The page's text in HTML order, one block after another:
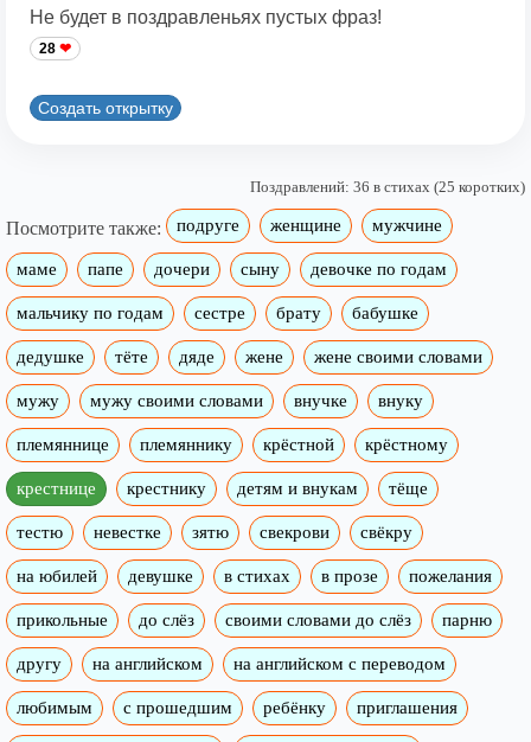
Не будет в поздравленьях пустых фраз!
28
Создать открытку
Поздравлений: 36 в стихах (25 коротких)
Посмотрите также: подруге женщине мужчине
маме папе дочери сыну девочке по годам
мальчику по годам сестре брату бабушке
дедушке тёте дяде жене жене своими словами
мужу мужу своими словами внучке внуку
племяннице племяннику крёстной крёстному
крестнице крестнику детям и внукам тёще
тестю невестке зятю свекрови свёкру
на юбилей девушке в стихах в прозе пожелания
прикольные до слёз своими словами до слёз парню
другу на английском на английском с переводом
любимым с прошедшим ребёнку приглашения